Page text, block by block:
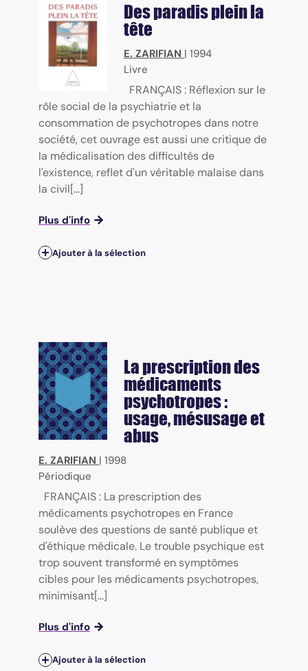
Des paradis plein la
tête
E. ZARIFIAN | 1994
Livre
FRANÇAIS : Réflexion sur le
rôle social de la psychiatrie et la
consommation de psychotropes dans notre
société, cet ouvrage est aussi une critique de
la médicalisation des difficultés de
l'existence, reflet d'un véritable malaise dans
la civil[...]
Plus d'info
Ajouter à la sélection
La prescription des
médicaments
psychotropes :
usage, mésusage et
abus
E. ZARIFIAN | 1998
Périodique
FRANÇAIS : La prescription des
médicaments psychotropes en France
soulève des questions de santé publique et
d'éthique médicale. Le trouble psychique est
trop souvent transformé en symptômes
cibles pour les médicaments psychotropes,
minimisant[...]
Plus d'info
Ajouter à la sélection